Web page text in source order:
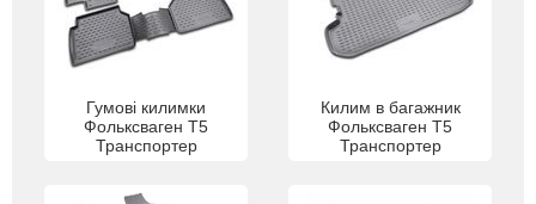
Гумові килимки
Фольксваген Т5
Транспортер
Килим в багажник
Фольксваген Т5
Транспортер